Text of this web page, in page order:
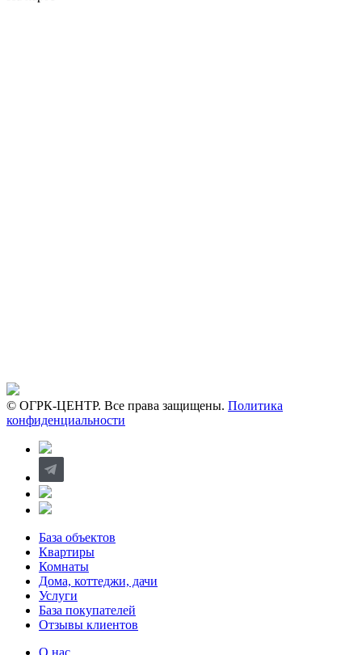
© ОГРК-ЦЕНТР. Все права защищены. Политика
конфиденциальности
База объектов
Квартиры
Комнаты
Дома, коттеджи, дачи
Услуги
База покупателей
Отзывы клиентов